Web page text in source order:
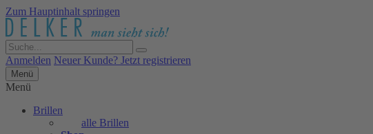
Zum Hauptinhalt springen
Anmelden Neuer Kunde? Jetzt registrieren
Menü
Menü
Brillen
alle Brillen